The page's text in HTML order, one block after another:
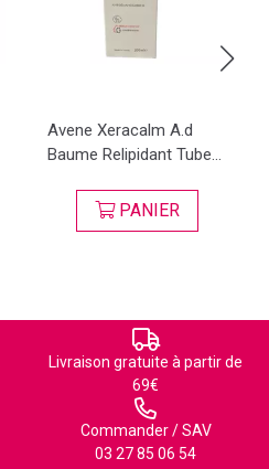
Avene Xeracalm A.d
Baume Relipidant Tube...
PANIER
Livraison gratuite à partir de
69€
Commander / SAV
03 27 85 06 54